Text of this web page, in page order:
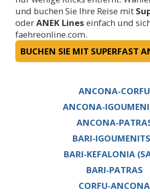
und buchen Sie Ihre Reise mit
oderANEK Lines einfach und
faehreonline.com.
BUCHEN SIE MIT SUPERFAST
ANCONA-CORFU
ANCONA-
ANCONA-
BARI-
BARI-KEFALONIA
BARI-PATRAS
CORFU-ANCONA